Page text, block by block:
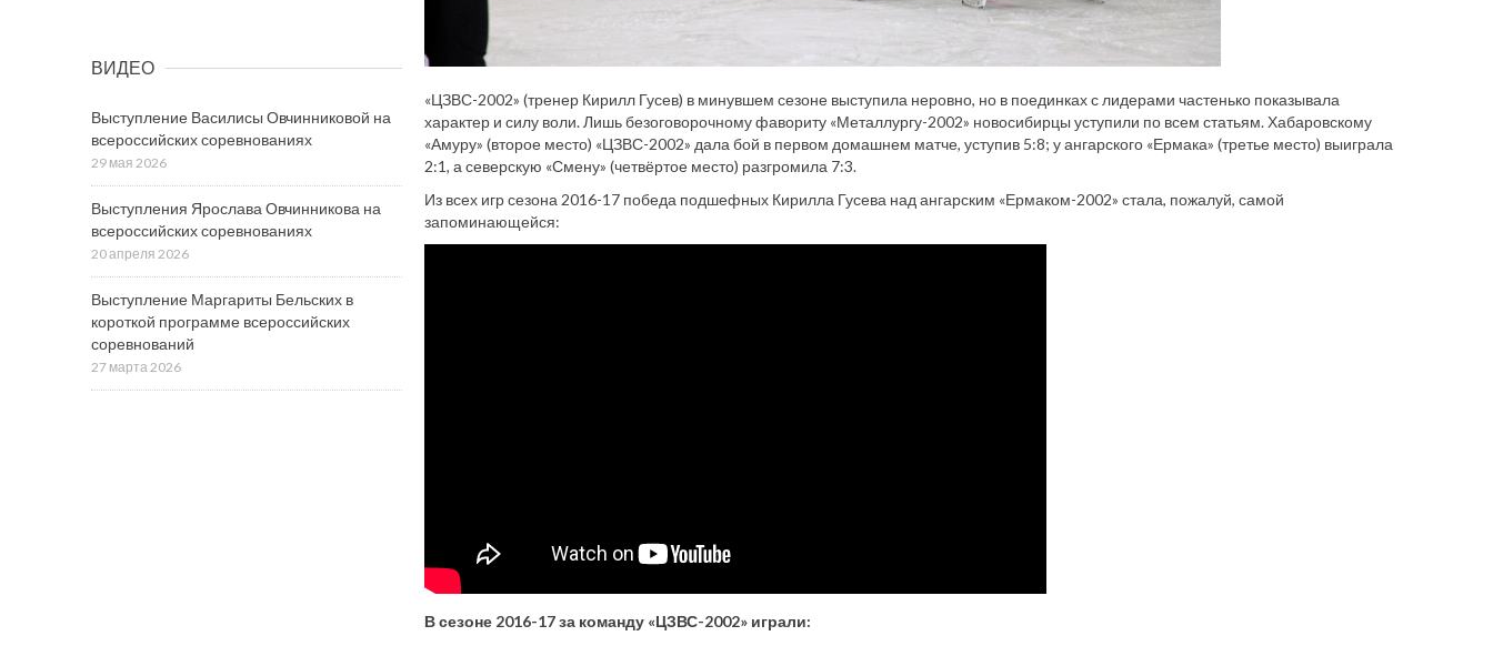
«ЦЗВС-2002» (тренер Кирилл Гусев) в минувшем сезоне выступила неровно, но в поединках с лидерами частенько показывала
характер и силу воли. Лишь безоговорочному фавориту «Металлургу-2002» новосибирцы уступили по всем статьям. Хабаровскому
«Амуру» (второе место) «ЦЗВС-2002» дала бой в первом домашнем матче, уступив 5:8; у ангарского «Ермака» (третье место) выиграла
2:1, а северскую «Смену» (четвёртое место) разгромила 7:3.
Из всех игр сезона 2016-17 победа подшефных Кирилла Гусева над ангарским «Ермаком-2002» стала, пожалуй, самой
запоминающейся:
В сезоне 2016-17 за команду «ЦЗВС-2002» играли:
ВИДЕО
Выступление Василисы Овчинниковой на
всероссийских соревнованиях
29 мая 2026
Выступления Ярослава Овчинникова на
всероссийских соревнованиях
20 апреля 2026
Выступление Маргариты Бельских в
короткой программе всероссийских
соревнований
27 марта 2026